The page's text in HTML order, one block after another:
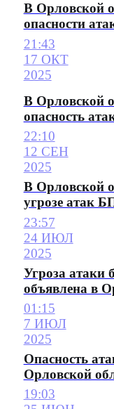
В Орловской
опасности
21:43
17 ОКТ
2025
В Орловской
опасность
22:10
12 СЕН
2025
В Орловской
угрозе атак
23:57
24 ИЮЛ
2025
Угроза атаки
объявлена в
01:15
7 ИЮЛ
2025
Опасность
Орловской
19:03